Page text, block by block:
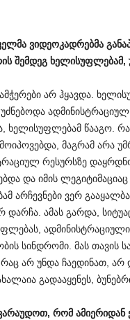
ვიდეოკადრებმა
შემდეგ ხელისუფლებამ,
არ ჰყავდა.
ხელისუფლებამ წააგო.
მაგრამ არა
რესურსზე
და იმის
არჩევნები ვერ
დარჩა. ამას გარდა,
სინდრომი. მას თავის
არ უნდა ჩაედინათ, არ
გადააყენეს,
, რომ ამიერიდან